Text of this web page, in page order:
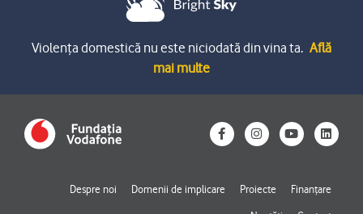
Violența domestică nu este niciodată din vina ta. Află
mai multe
F
a
o
I
n
g
Y
o
b
L
i
d
Despre noi Domenii de implicare Proiecte Finanțare